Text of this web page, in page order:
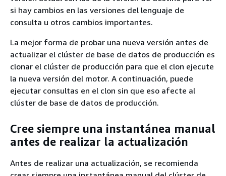
si hay cambios en las versiones del lenguaje de
consulta u otros cambios importantes.
La mejor forma de probar una nueva versión antes de
actualizar el clúster de base de datos de producción es
clonar el clúster de producción para que el clon ejecute
la nueva versión del motor. A continuación, puede
ejecutar consultas en el clon sin que eso afecte al
clúster de base de datos de producción.
Cree siempre una instantánea manual
antes de realizar la actualización
Antes de realizar una actualización, se recomienda